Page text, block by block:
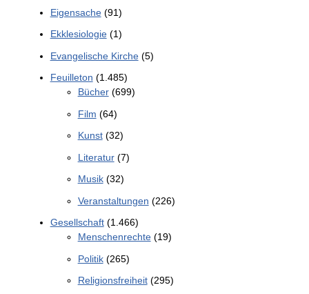
Eigensache(91)
Ekklesiologie(1)
Evangelische Kirche(5)
Feuilleton (1.485)
Bücher(699)
Film (64)
Kunst(32)
Literatur(7)
Musik(32)
Veranstaltungen (226)
Gesellschaft(1.466)
Menschenrechte(19)
Politik(265)
Religionsfreiheit(295)